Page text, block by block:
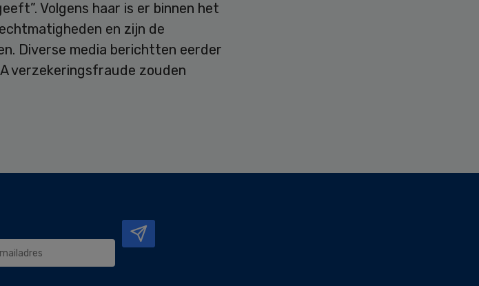
Volgens haar is er binnen het
en zijn de
Diverse media berichtten eerder
verzekeringsfraude zouden